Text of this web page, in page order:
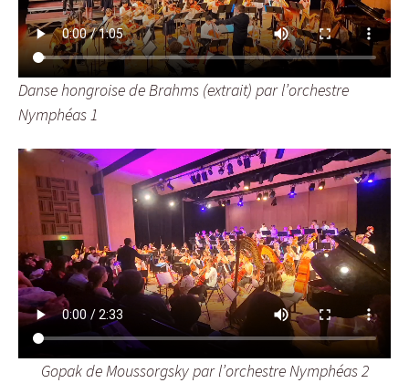
Danse hongroise de Brahms (extrait) par l’orchestre
Nymphéas 1
Gopak de Moussorgsky par l’orchestre Nymphéas 2